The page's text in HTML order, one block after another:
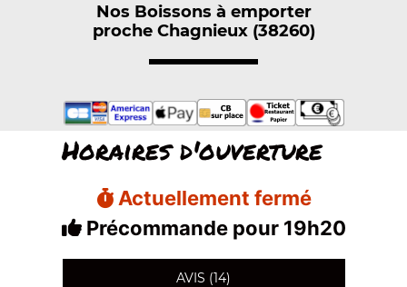
Nos Boissons à emporter
proche Chagnieux (38260)
Horaires d'ouverture
Actuellement fermé
Précommande pour 19h20
AVIS (14)